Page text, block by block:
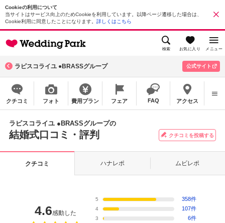
Cookieの利用について
当サイトはサービス向上のためCookieを利用しています。以降ページ遷移した場合は、
Cookie利用に同意したことになります。 詳しくはこちら
検索 お気に入り メニュー
ラピスコライユ ●BRASSグループ 公式サイト
クチコミ フォト 費用プラン フェア FAQ アクセス
ラピスコライユ ●BRASSグループの
結婚式口コミ・評判 クチコミを投稿する
クチコミ ハナレポ ムビレポ
4.6感動した
5 358件
4 107件
3 6件